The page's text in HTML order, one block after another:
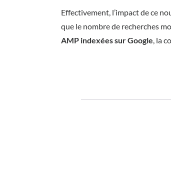
Effectivement, l’impact de ce
que le nombre de recherches
AMP indexées sur Google, la